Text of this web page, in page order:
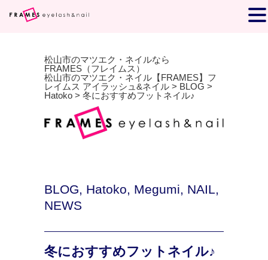
松山市のマツエク・ネイルなら
FRAMES（フレイムス）
松山市のマツエク・ネイル【FRAMES】フ
レイムス アイラッシュ&ネイル > BLOG >
Hatoko > 冬におすすめフットネイル♪
BLOG, Hatoko, Megumi, NAIL,
NEWS
冬におすすめフットネイル♪